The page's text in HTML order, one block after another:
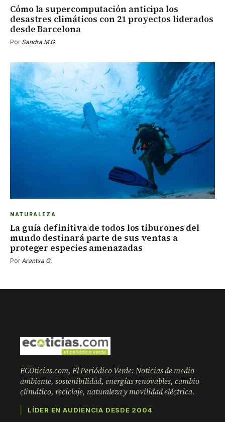
Cómo la supercomputación anticipa los
desastres climáticos con 21 proyectos liderados
desde Barcelona
Por Sandra M.G.
NATURALEZA
La guía definitiva de todos los tiburones del
mundo destinará parte de sus ventas a
proteger especies amenazadas
PorArantxa G.
ECOticias.com, El Periódico Verde: Noticias de medio
ambiente, sostenibilidad, energías renovables, cambio
climático, reciclaje, naturaleza y movilidad eléctrica.
LÍDER EN AUDIENCIA DESDE 2004